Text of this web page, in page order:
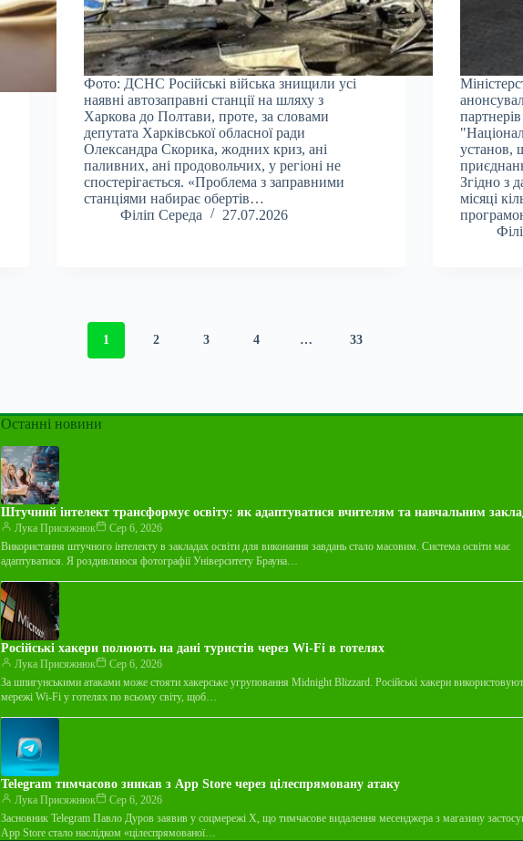
Фото: ДСНС Російські війська знищили усі
наявні автозаправні станції на шляху з
Харкова до Полтави, проте, за словами
депутата Харківської обласної ради
Олександра Скорика, жодних криз, ані
паливних, ані продовольчих, у регіоні не
спостерігається. «Проблема з заправними
станціями набирає обертів…
Філіп Середа
27.07.2026
установ,
Згідно з
місяці
1 2 3 4 … 33
Останні новини
Штучний інтелект трансформує освіту: як адаптуватися вчителям та навчальним
Лука Присяжнюк
Сер 6, 2026
Використання штучного інтелекту в закладах освіти для виконання завдань стало масовим. Система освіти має
адаптуватися. Я роздивляюся фотографії Університету Брауна…
Російські хакери полюють на дані туристів через Wi-Fi в готелях
Лука Присяжнюк
Сер 6, 2026
За шпигунськими атаками може стояти хакерське угруповання Midnight Blizzard. Російські хакери
мережі Wi-Fi у готелях по всьому світу, щоб…
Telegram тимчасово зникав з App Store через цілеспрямовану атаку
Лука Присяжнюк
Сер 6, 2026
Засновник Telegram Павло Дуров заявив у соцмережі X, що тимчасове видалення месенджера з магазину
App Store стало наслідком «цілеспрямованої…